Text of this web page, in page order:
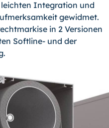
leichten Integration und
gewidmet.
in 2 Versionen
Softline- und der